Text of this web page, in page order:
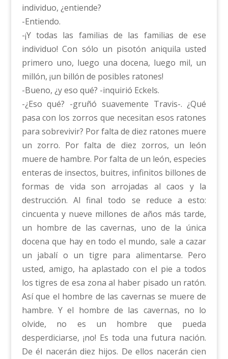
individuo, ¿entiende?
-Entiendo.
-¡Y todas las familias de las familias de ese
individuo! Con sólo un pisotón aniquila usted
primero uno, luego una docena, luego mil, un
millón, ¡un billón de posibles ratones!
-Bueno, ¿y eso qué? -inquirió Eckels.
-¿Eso qué? -gruñó suavemente Travis-. ¿Qué
pasa con los zorros que necesitan esos ratones
para sobrevivir? Por falta de diez ratones muere
un zorro. Por falta de diez zorros, un león
muere de hambre. Por falta de un león, especies
enteras de insectos, buitres, infinitos billones de
formas de vida son arrojadas al caos y la
destrucción. Al final todo se reduce a esto:
cincuenta y nueve millones de años más tarde,
un hombre de las cavernas, uno de la única
docena que hay en todo el mundo, sale a cazar
un jabalí o un tigre para alimentarse. Pero
usted, amigo, ha aplastado con el pie a todos
los tigres de esa zona al haber pisado un ratón.
Así que el hombre de las cavernas se muere de
hambre. Y el hombre de las cavernas, no lo
olvide, no es un hombre que pueda
desperdiciarse, ¡no! Es toda una futura nación.
De él nacerán diez hijos. De ellos nacerán cien